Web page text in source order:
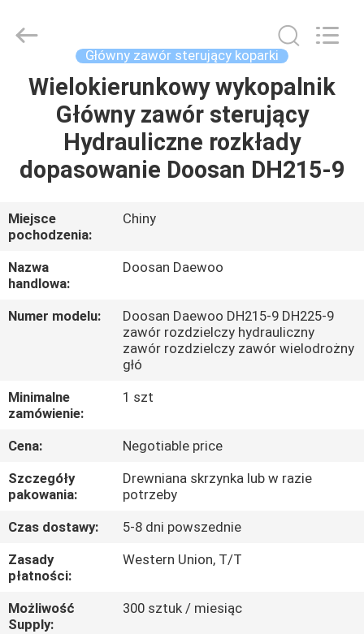
DOM
PRODUKTY
FILMY
POKAZ
VR
O
WYCIECZKA
FABRYCE
KONTROLA
JAKOŚCI
SKONTAKTUJ
SIĘ
Machinery
Reserved.
Główny zawór sterujący koparki
Wielokierunkowy wykopalnik
Główny zawór sterujący
Hydrauliczne rozkłady
dopasowanie Doosan DH215-9
Miejsce
pochodzenia:
Chiny
Nazwa
handlowa:
Doosan Daewoo
Numer modelu:
Doosan Daewoo DH215-9 DH225-9
zawór rozdzielczy hydrauliczny
zawór rozdzielczy zawór wielodrożny
głó
Minimalne
zamówienie:
1 szt
Cena:
Negotiable price
Szczegóły
pakowania:
Drewniana skrzynka lub w razie
potrzeby
Czas dostawy:
5-8 dni powszednie
Zasady
płatności:
Western Union, T/T
Możliwość
Supply:
300 sztuk / miesiąc